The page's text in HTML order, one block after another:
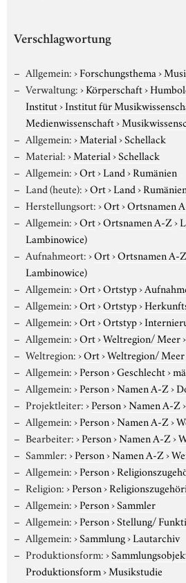
Verschlagwortung
Allgemein:›Forschungsthema›
Verwaltung:›Körperschaft›
Institut›Institut für
Medienwissenschaft›
Allgemein:›Material›Schellack
Material:›Material›Schellack
Allgemein:›Ort›Land›Rumänien
Land (heute):›Ort›Land›Rumänien
Herstellungsort:›Ort›Ortsnamen
Allgemein:›Ort›Ortsnamen A-Z›
Lambinowice)
Aufnahmeort:›Ort›Ortsnamen A-Z
Lambinowice)
Allgemein:›Ort›Ortstyp›
Allgemein:›Ort›Ortstyp›
Allgemein:›Ort›Ortstyp›
Allgemein:›Ort›Weltregion/ Meer›
Weltregion:›Ort›Weltregion/ Meer
Allgemein:›Person›Geschlecht›
Allgemein:›Person›Namen A-Z›
Projektleiter:›Person›Namen A-Z›
Allgemein:›Person›Namen A-Z›
Bearbeiter:›Person›Namen A-Z›
Sammler:›Person›Namen A-Z›
Allgemein:›Person›
Religion:›Person›
Allgemein:›Person›Sammler
Allgemein:›Person›Stellung/
Allgemein:›Sammlung›Lautarchiv
Produktionsform:›
Produktionsform›Musikstudie